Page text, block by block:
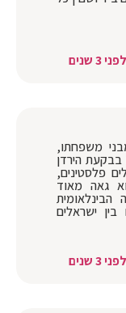
לפני 3 שנים
משפחתו,
בבקעת הירדן
פלסטינים,
גאה מאוד
הבינלאומית
ישראלים
לפני 3 שנים